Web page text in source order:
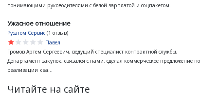
понимающими руководителями с белой зарплатой и соцпакетом.
Ужасное отношение
Русатом Сервис (1 отзыв)
star
star
star
star
star
Павел
Громов Артем Сергеевич, ведущий специалист контрактной службы,
Департамент закупок, связался с нами, сделал коммерческое предложение по
реализации ква...
Читайте на сайте